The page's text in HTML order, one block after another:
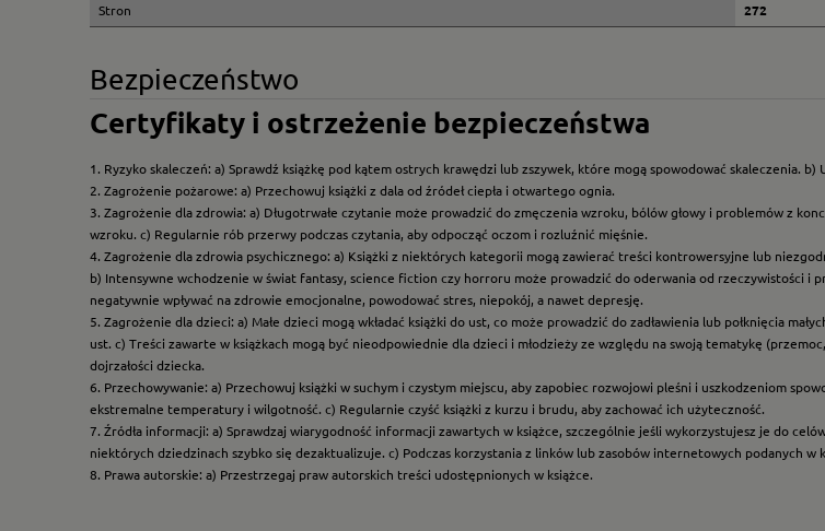
Stron
272
Bezpieczeństwo
Certyfikaty i ostrzeżenie bezpieczeństwa
1. Ryzyko skaleczeń: a) Sprawdź książkę pod kątem ostrych krawędzi lub zszywek, które mogą spowodować skaleczenia.
2. Zagrożenie pożarowe: a) Przechowuj książki z dala od źródeł ciepła i otwartego ognia.
3. Zagrożenie dla zdrowia: a) Długotrwałe czytanie może prowadzić do zmęczenia wzroku, bólów głowy i problemów z
wzroku. c) Regularnie rób przerwy podczas czytania, aby odpocząć oczom i rozluźnić mięśnie.
4. Zagrożenie dla zdrowia psychicznego: a) Książki z niektórych kategorii mogą zawierać treści kontrowersyjne lub
b) Intensywne wchodzenie w świat fantasy, science fiction czy horroru może prowadzić do oderwania od rzeczywistości
negatywnie wpływać na zdrowie emocjonalne, powodować stres, niepokój, a nawet depresję.
5. Zagrożenie dla dzieci: a) Małe dzieci mogą wkładać książki do ust, co może prowadzić do zadławienia lub połknięcia
ust. c) Treści zawarte w książkach mogą być nieodpowiednie dla dzieci i młodzieży ze względu na swoją tematykę
dojrzałości dziecka.
6. Przechowywanie: a) Przechowuj książki w suchym i czystym miejscu, aby zapobiec rozwojowi pleśni i uszkodzeniom
ekstremalne temperatury i wilgotność. c) Regularnie czyść książki z kurzu i brudu, aby zachować ich użyteczność.
7. Źródła informacji: a) Sprawdzaj wiarygodność informacji zawartych w książce, szczególnie jeśli wykorzystujesz je do
niektórych dziedzinach szybko się dezaktualizuje. c) Podczas korzystania z linków lub zasobów internetowych podanych w
8. Prawa autorskie: a) Przestrzegaj praw autorskich treści udostępnionych w książce.